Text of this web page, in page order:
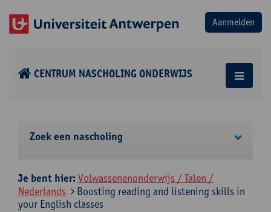
CENTRUM NASCHOLING ONDERWIJS
Zoek een nascholing
Je bent hier:Volwassenenonderwijs / Talen /
Nederlands
Boosting reading and listening skills in
your English classes